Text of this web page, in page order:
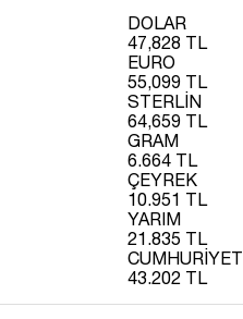
DOLAR
47,828 TL
EURO
55,099 TL
STERLİN
64,659 TL
GRAM
6.664 TL
ÇEYREK
10.951 TL
YARIM
21.835 TL
CUMHURİYET
43.202 TL